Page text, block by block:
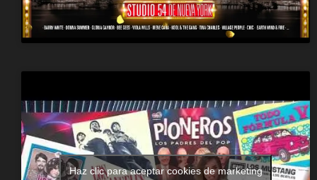
Haz clic para aceptar cookies de marketing